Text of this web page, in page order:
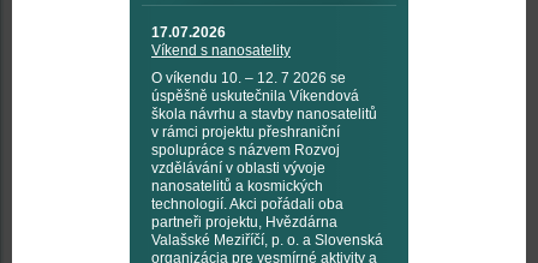
17.07.2026
Víkend s nanosatelity
O víkendu 10. – 12. 7 2026 se
úspěšně uskutečnila Víkendová
škola návrhu a stavby nanosatelitů
v rámci projektu přeshraniční
spolupráce s názvem Rozvoj
vzdělávání v oblasti vývoje
nanosatelitů a kosmických
technologií. Akci pořádali oba
partneři projektu, Hvězdárna
Valašské Meziříčí, p. o. a Slovenská
organizácia pre vesmírné aktivity a